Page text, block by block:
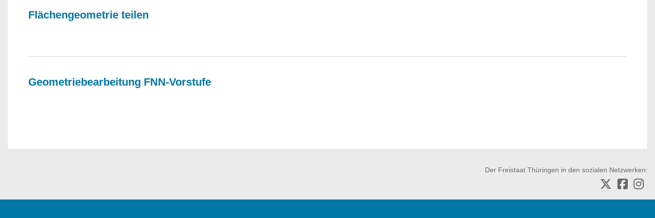
Flächengeometrie teilen
Geometriebearbeitung FNN-Vorstufe
Der Freistaat Thüringen in den sozialen Netzwerken: